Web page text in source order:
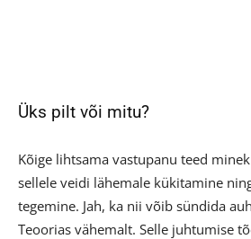
Üks pilt või mitu?
Kõige lihtsama vastupanu teed
sellele veidi lähemale kükitamine
tegemine. Jah, ka nii võib sündida
Teoorias vähemalt. Selle juhtumise